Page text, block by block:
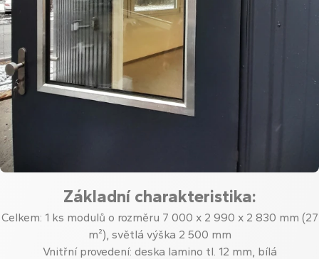
Základní charakteristika:
Celkem: 1 ks modulů o rozměru 7 000 x 2 990 x 2 830 mm (27
m²), světlá výška 2 500 mm
Vnitřní provedení: deska lamino tl. 12 mm, bílá